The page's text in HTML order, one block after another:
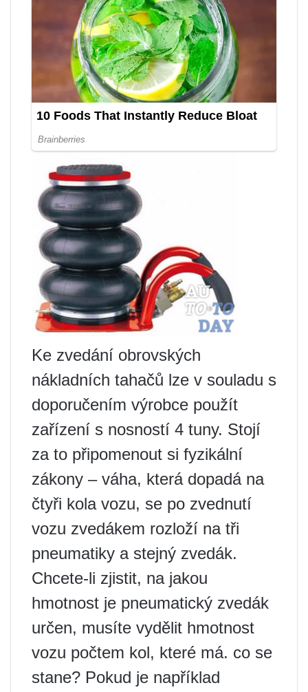
Ke zvedání obrovských
nákladních tahačů lze v souladu s
doporučením výrobce použít
zařízení s nosností 4 tuny. Stojí
za to připomenout si fyzikální
zákony – váha, která dopadá na
čtyři kola vozu, se po zvednutí
vozu zvedákem rozloží na tři
pneumatiky a stejný zvedák.
Chcete-li zjistit, na jakou
hmotnost je pneumatický zvedák
určen, musíte vydělit hmotnost
vozu počtem kol, které má. co se
stane? Pokud je například